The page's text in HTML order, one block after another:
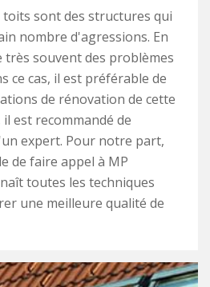
toits sont des structures qui
nombre d'agressions. En
souvent des problèmes
ce cas, il est préférable de
de rénovation de cette
est recommandé de
expert. Pour notre part,
de faire appel à MP
toutes les techniques
une meilleure qualité de